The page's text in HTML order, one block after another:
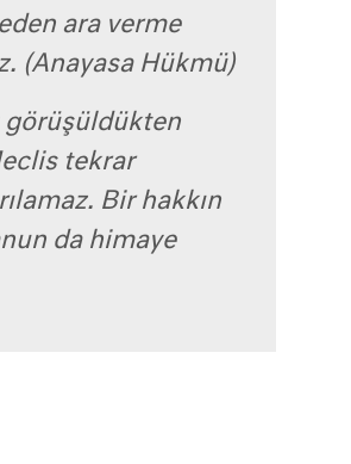
ara verme
(Anayasa Hükmü)
görüşüldükten
tekrar
Bir hakkın
da himaye